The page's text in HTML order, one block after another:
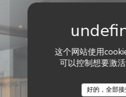
这个网站使用
可以控制想要激活
好的，全部接